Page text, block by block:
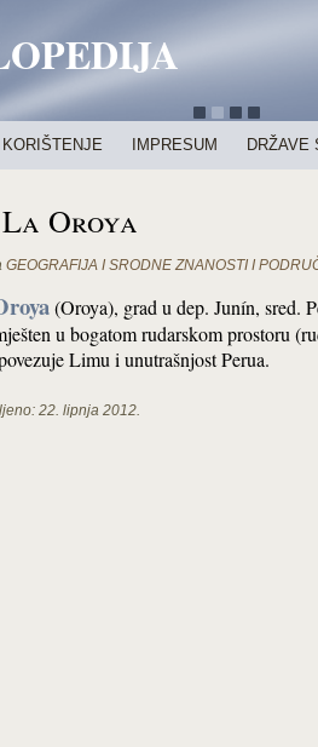
IMPRESUM DRŽAVE
La Oroya
GEOGRAFIJA I SRODNE ZNANOSTI I
(Oroya), grad u dep. Junín, sred.
u bogatom rudarskom prostoru
Limu i unutrašnjost Perua.
22. lipnja 2012.